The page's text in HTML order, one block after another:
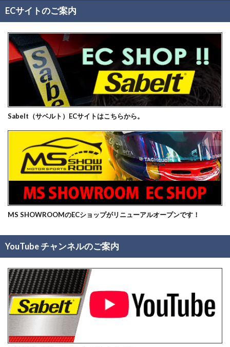
ECサイトのご案内
Sabelt（サベルト）ECサイトはこちらから。
MS SHOWROOMのECショップがリニューアルオープンです！
YouTube チャンネルのご案内